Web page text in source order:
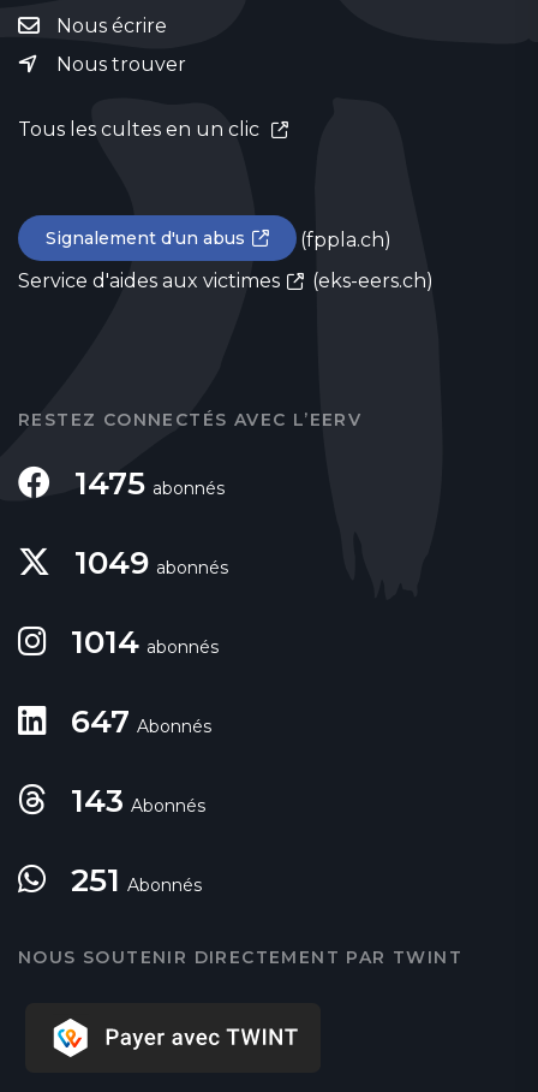
Nous écrire
Nous trouver
Tous les cultes en un clic
Signalement d'un abus
(fppla.ch)
Service d'aides aux victimes
(eks-eers.ch)
RESTEZ CONNECTÉS AVEC L’EERV
1475 abonnés
1049 abonnés
1014 abonnés
647 Abonnés
143 Abonnés
251 Abonnés
NOUS SOUTENIR DIRECTEMENT PAR TWINT